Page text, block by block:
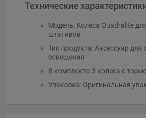
Технические
Модель: Колёса Quadralite
штативов
Тип продукта: Аксессуар для
освещения
В комплекте: 3 колеса с
Упаковка: Оригинальная